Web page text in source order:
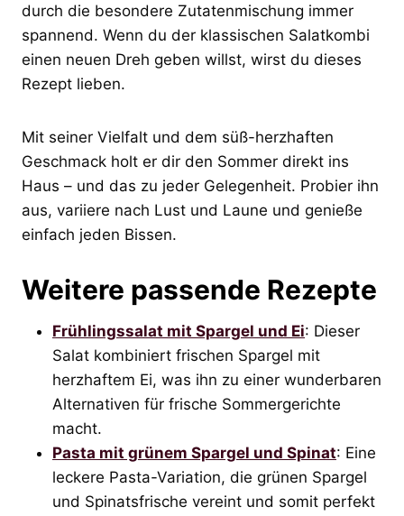
durch die besondere Zutatenmischung immer
spannend. Wenn du der klassischen Salatkombi
einen neuen Dreh geben willst, wirst du dieses
Rezept lieben.
Mit seiner Vielfalt und dem süß-herzhaften
Geschmack holt er dir den Sommer direkt ins
Haus – und das zu jeder Gelegenheit. Probier ihn
aus, variiere nach Lust und Laune und genieße
einfach jeden Bissen.
Weitere passende Rezepte
Frühlingssalat mit Spargel und Ei: Dieser
Salat kombiniert frischen Spargel mit
herzhaftem Ei, was ihn zu einer wunderbaren
Alternativen für frische Sommergerichte
macht.
Pasta mit grünem Spargel und Spinat: Eine
leckere Pasta-Variation, die grünen Spargel
und Spinatsfrische vereint und somit perfekt